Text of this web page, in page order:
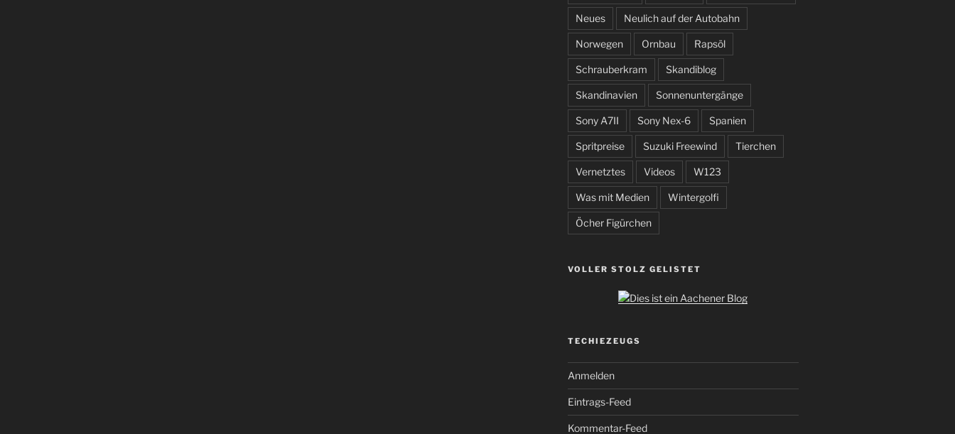
Neues Neulich auf der Autobahn
Norwegen Ornbau Rapsöl
Schrauberkram Skandiblog
Skandinavien Sonnenuntergänge
Sony A7II Sony Nex-6 Spanien
Spritpreise Suzuki Freewind Tierchen
Vernetztes Videos W123
Was mit Medien Wintergolfi
Öcher Figürchen
VOLLER STOLZ GELISTET
TECHIEZEUGS
Anmelden
Eintrags-Feed
Kommentar-Feed